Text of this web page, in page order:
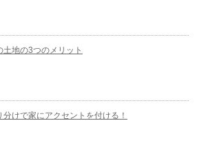
土地の3つのメリット
分けで家にアクセントを付ける！